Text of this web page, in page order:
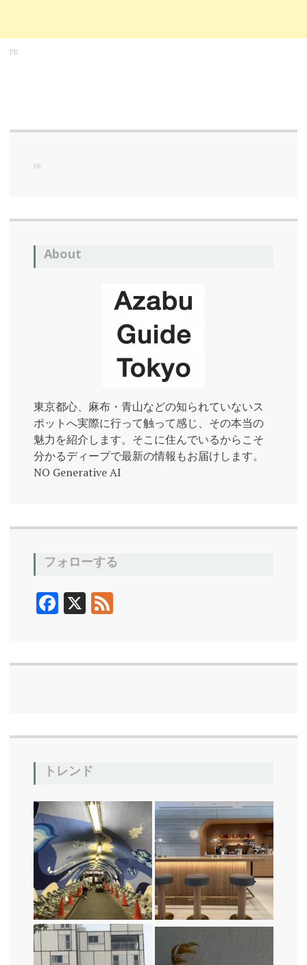
PR
PR
About
東京都心、麻布・青山などの知られていないス
ポットへ実際に行って触って感じ、その本当の
魅力を紹介します。そこに住んでいるからこそ
分かるディープで最新の情報もお届けします。
NO Generative AI
フォローする
F
b
k
X F
トレンド